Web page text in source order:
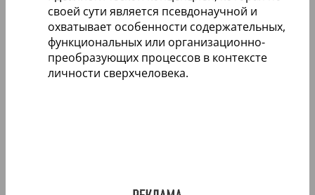
своей сути является псевдонаучной и
охватывает особенности содержательных,
функциональных или организационно-
преобразующих процессов в контексте
личности сверхчеловека.